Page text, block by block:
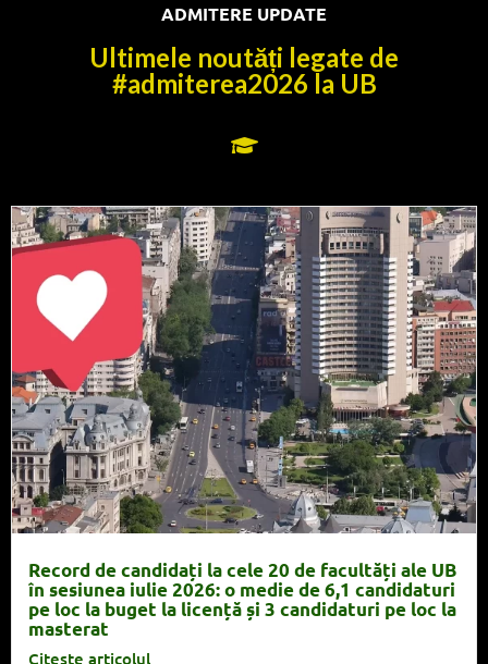
ADMITERE UPDATE
Ultimele noutăți legate de
#admiterea2026 la UB
Record de candidați la cele 20 de facultăți ale UB
în sesiunea iulie 2026: o medie de 6,1 candidaturi
pe loc la buget la licență și 3 candidaturi pe loc la
masterat
Citește articolul